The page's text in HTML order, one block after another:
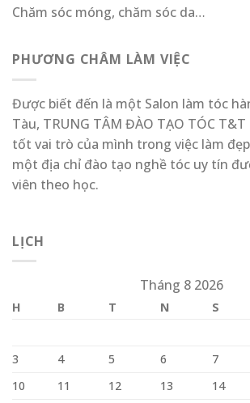
Chăm sóc móng, chăm sóc da…
PHƯƠNG CHÂM LÀM VIỆC
Được biết đến là một Salon làm tóc
Tàu, TRUNG TÂM ĐÀO TẠO TÓC
tốt vai trò của mình trong việc làm
một địa chỉ đào tạo nghề tóc uy tín
viên theo học.
LỊCH
Tháng 8 2026
H B T N S
3
4 5 6 7
10
11 12 13 14